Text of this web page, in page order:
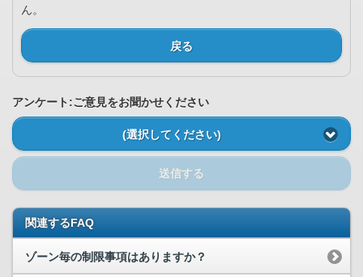
ん。
戻る
アンケート:ご意見をお聞かせください
(選択してください)
送信する
関連するFAQ
ゾーン毎の制限事項はありますか？